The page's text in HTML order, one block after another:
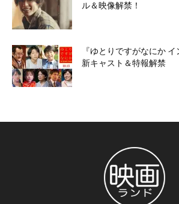
ル＆映像解禁！
『ゆとりですがなにか イ
新キャスト＆特報解禁